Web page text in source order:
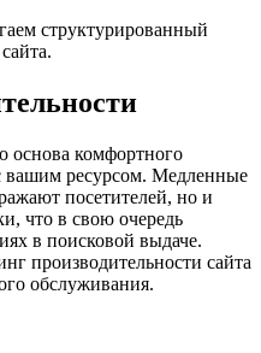
структурированный
основа комфортного
вашим ресурсом. Медленные
посетителей, но и
что в свою очередь
в поисковой выдаче.
производительности сайта
обслуживания.